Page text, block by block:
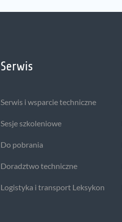
Serwis
Serwis i wsparcie techniczne
Sesje szkoleniowe
Do pobrania
Doradztwo techniczne
Logistyka i transport Leksykon